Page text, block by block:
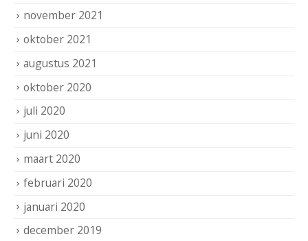
november 2021
oktober 2021
augustus 2021
oktober 2020
juli 2020
juni 2020
maart 2020
februari 2020
januari 2020
december 2019